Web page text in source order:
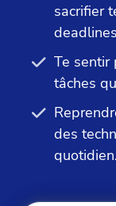
sacrifier
deadlines
Te sentir
tâches
des